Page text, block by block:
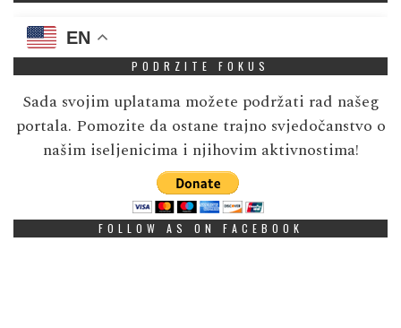
EN
PODRZITE FOKUS
Sada svojim uplatama možete podržati rad našeg
portala. Pomozite da ostane trajno svjedočanstvo o
našim iseljenicima i njihovim aktivnostima!
FOLLOW AS ON FACEBOOK